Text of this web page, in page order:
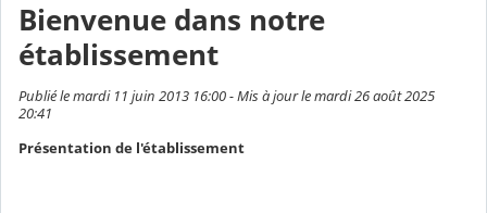
Bienvenue dans notre
établissement
Publié le mardi 11 juin 2013 16:00 - Mis à jour le mardi 26 août 2025
20:41
Présentation de l'établissement